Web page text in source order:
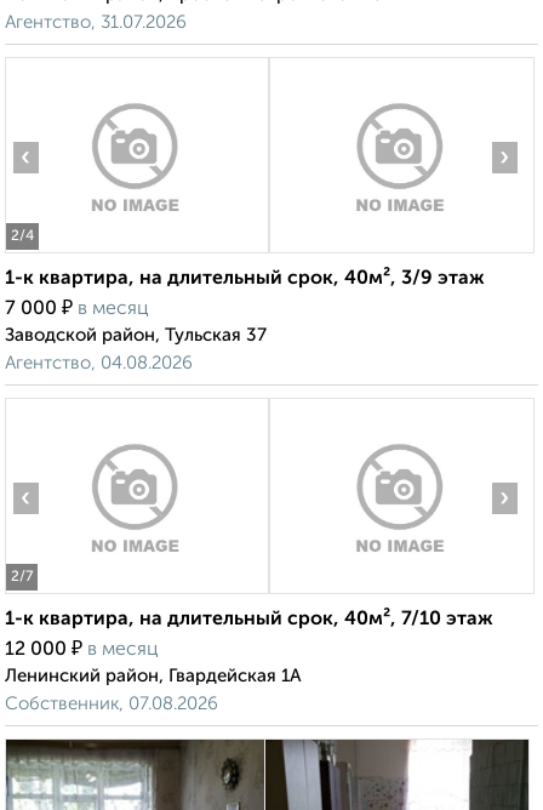
Агентство, 31.07.2026
2/4
‹ ›
1-к квартира, на длительный срок, 40м², 3/9 этаж
7 000 ₽ в месяц
Заводской район, Тульская 37
Агентство, 04.08.2026
2/7
‹ ›
1-к квартира, на длительный срок, 40м², 7/10 этаж
12 000 ₽ в месяц
Ленинский район, Гвардейская 1А
Собственник, 07.08.2026